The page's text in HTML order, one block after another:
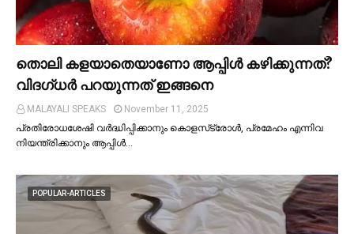
തൊലി കളയാതെയാണോ ആപ്പിള്‍ കഴിക്കുന്നത്?
വിദഗ്ധര്‍ പറയുന്നത് ഇങ്ങനെ
MALAYALI SPEAKS
November 11, 2025
പ്രതിരോധശേഷി വർദ്ധിപ്പിക്കാനും കൊളസ്‌ട്രോള്‍, പ്രമേഹം എന്നിവ
നിയന്ത്രിക്കാനും ആപ്പിള്‍…
POPULAR-ARTICLES